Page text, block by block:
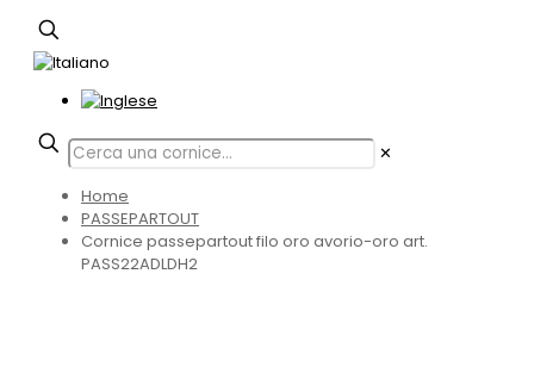
✕
Home
PASSEPARTOUT
Cornice passepartout filo oro avorio-oro art.
PASS22ADLDH2